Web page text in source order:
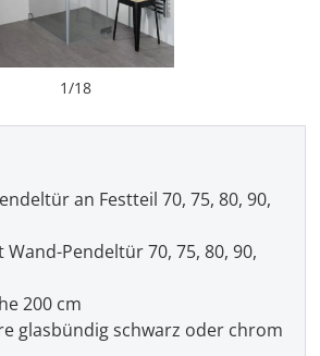
1/18
an Festteil 70, 75, 80, 90,
Pendeltür 70, 75, 80, 90,
200 cm
glasbündig schwarz oder chrom